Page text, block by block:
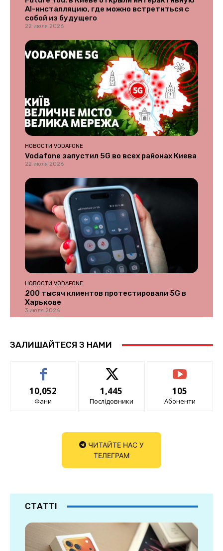
AI-инсталляцию, где можно встретиться с
собой из будущего
22 июля 2026
НОВОСТИ VODAFONE
Vodafone запустил 5G во всех районах Киева
22 июля 2026
НОВОСТИ VODAFONE
200 тысяч клиентов протестировали 5G в
Харькове
3 июля 2026
ЗАЛИШАЙТЕСЯ З НАМИ
10,052
Фани
1,445
Послідовники
105
Абоненти
ЧИТАЙТЕ НАС У
ТЕЛЕГРАМ
СТАТТІ